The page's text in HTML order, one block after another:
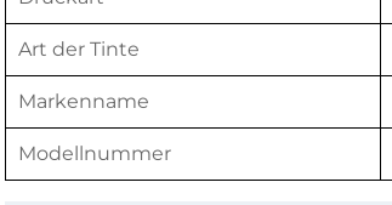
Art der Tinte
Markenname
Modellnummer